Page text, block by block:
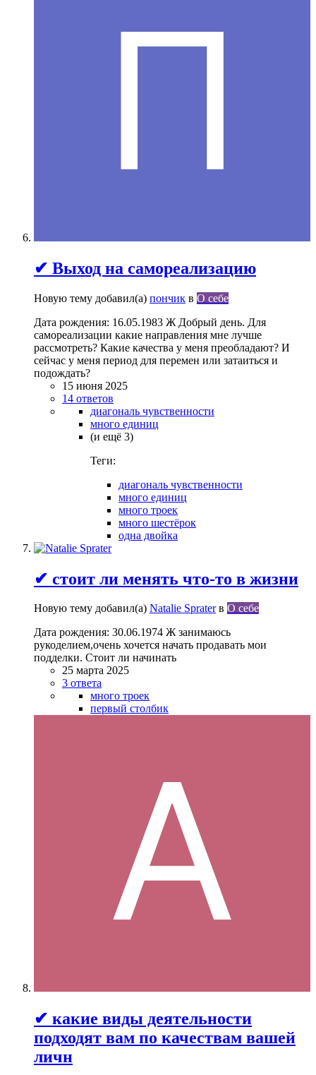
✔ Выход на самореализацию
Новую тему добавил(а) пончик в О себе
Дата рождения: 16.05.1983 Ж Добрый день. Для
самореализации какие направления мне лучше
рассмотреть? Какие качества у меня преобладают? И
сейчас у меня период для перемен или затаиться и
подождать?
15 июня 2025
14 ответов
диагональ чувственности
много единиц
(и ещё 3)
Теги:
диагональ чувственности
много единиц
много троек
много шестёрок
одна двойка
✔ стоит ли менять что-то в жизни
Новую тему добавил(а) Natalie Spraterв О себе
Дата рождения: 30.06.1974 Ж занимаюсь
рукоделием,очень хочется начать продавать мои
подделки. Стоит ли начинать
25 марта 2025
3 ответа
много троек
первый столбик
✔ какие виды деятельности
подходят вам по качествам вашей
личн